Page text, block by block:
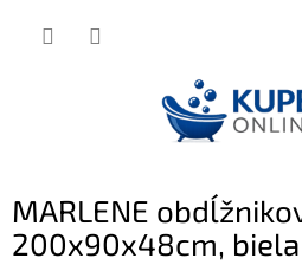
MARLENE
200x90x48cm, biela